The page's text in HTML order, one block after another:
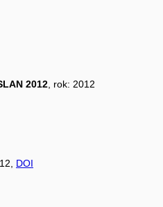
2012, rok: 2012
DOI